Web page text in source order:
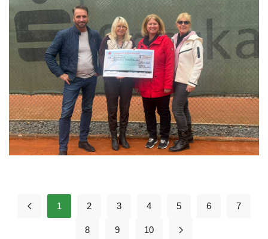
1 2 3 4 5 6 7
8 9 10